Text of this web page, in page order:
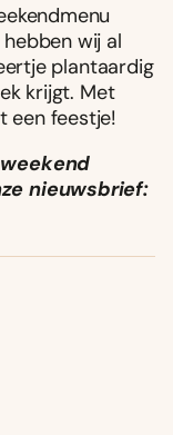
wij al
plantaardig
krijgt. Met
een feestje!
nieuwsbrief: